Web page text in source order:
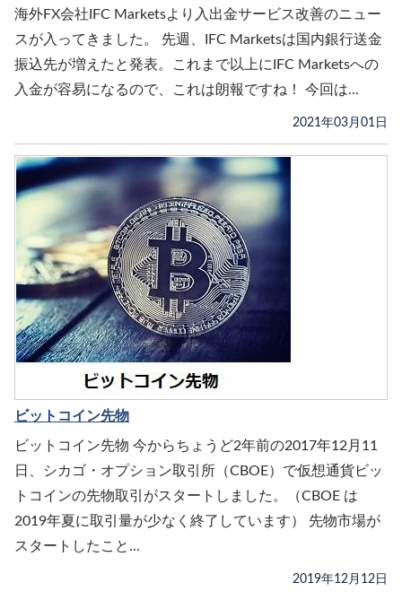
海外FX会社IFC Marketsより入出金サービス改善のニュー
スが入ってきました。 先週、IFC Marketsは国内銀行送金
振込先が増えたと発表。これまで以上にIFC Marketsへの
入金が容易になるので、これは朗報ですね！ 今回は...
2021年03月01日
ビットコイン先物
ビットコイン先物 今からちょうど2年前の2017年12月11
日、シカゴ・オプション取引所（CBOE）で仮想通貨ビッ
トコインの先物取引がスタートしました。（CBOE は
2019年夏に取引量が少なく終了しています） 先物市場が
スタートしたこと...
2019年12月12日